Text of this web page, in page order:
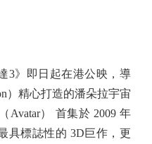
》即日起在港公映，導
）精心打造的潘朵拉宇宙
Avatar） 首集於 2009 年
具標誌性的 3D巨作，更